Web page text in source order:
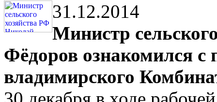
31.12.2014
Министр
Фёдоров ознакомился с
владимирского